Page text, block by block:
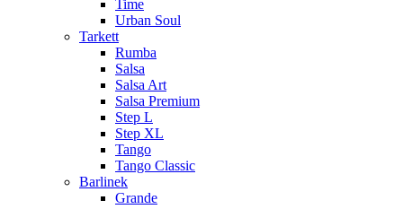
Time
Urban Soul
Tarkett
Rumba
Salsa
Salsa Art
Salsa Premium
Step L
Step XL
Tango
Tango Classic
Barlinek
Grande